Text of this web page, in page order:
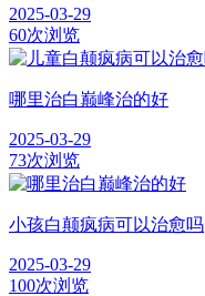
2025-03-29
60次浏览
哪里治白巅峰治的好
2025-03-29
73次浏览
小孩白颠疯病可以治愈吗
2025-03-29
100次浏览